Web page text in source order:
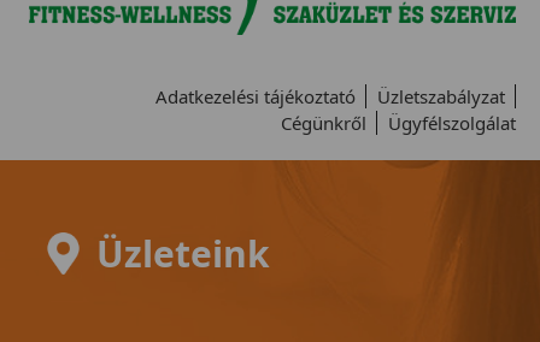
Adatkezelési tájékoztató
Üzletszabályzat
Cégünkről
Ügyfélszolgálat
Üzleteink